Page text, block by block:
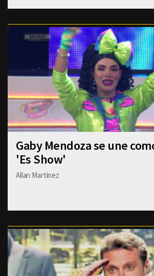
Gaby Mendoza se une
'Es Show'
Allan Martinez